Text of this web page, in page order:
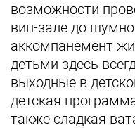
возможности
вип-зале до
аккомпанемент
детьми здесь
выходные в
детская
также сладкая